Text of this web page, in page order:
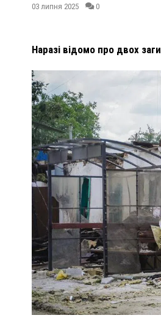
03 липня 2025 0
Наразі відомо про двох
ПОЛІЦІЯ ПОЛТАВЩИНИ
ЛЮДМИЛУ ТИМЧЕНКО
26 листопада 2025